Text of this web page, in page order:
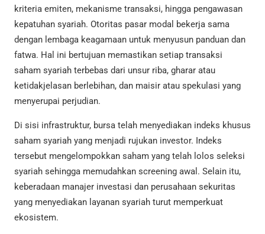
kriteria emiten, mekanisme transaksi, hingga pengawasan
kepatuhan syariah. Otoritas pasar modal bekerja sama
dengan lembaga keagamaan untuk menyusun panduan dan
fatwa. Hal ini bertujuan memastikan setiap transaksi
saham syariah terbebas dari unsur riba, gharar atau
ketidakjelasan berlebihan, dan maisir atau spekulasi yang
menyerupai perjudian.
Di sisi infrastruktur, bursa telah menyediakan indeks khusus
saham syariah yang menjadi rujukan investor. Indeks
tersebut mengelompokkan saham yang telah lolos seleksi
syariah sehingga memudahkan screening awal. Selain itu,
keberadaan manajer investasi dan perusahaan sekuritas
yang menyediakan layanan syariah turut memperkuat
ekosistem.